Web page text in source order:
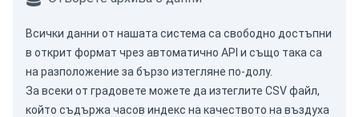
Всички данни от нашата система са свободно достъпни
в открит формат чрез автоматично API и също така са
на разположение за бързо изтегляне по-долу.
За всеки от градовете можете да изтеглите CSV файл,
който съдържа часов индекс на качеството на въздуха